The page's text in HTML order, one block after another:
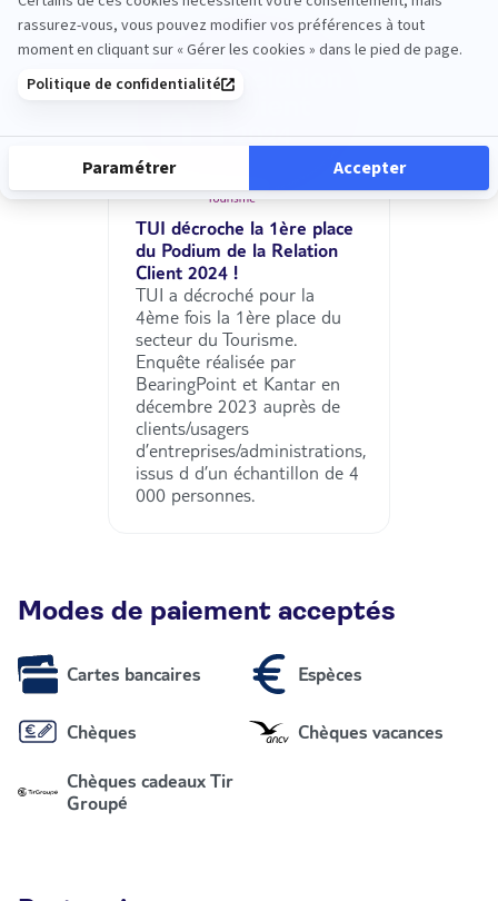
TUI décroche la 1ère place
du Podium de la Relation
Client 2024 !
TUI a décroché pour la
4ème fois la 1ère place du
secteur du Tourisme.
Enquête réalisée par
BearingPoint et Kantar en
décembre 2023 auprès de
clients/usagers
d’entreprises/administrations,
issus d d’un échantillon de 4
000 personnes.
Modes de paiement acceptés
Cartes bancaires Espèces
Chèques Chèques vacances
Chèques cadeaux Tir
Groupé